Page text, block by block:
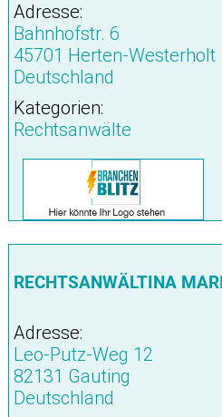
Adresse:
Bahnhofstr. 6
45701 Herten-Westerholt
Deutschland
Kategorien:
Rechtsanwälte
RECHTSANWÄLTINA
Adresse:
Leo-Putz-Weg 12
82131 Gauting
Deutschland